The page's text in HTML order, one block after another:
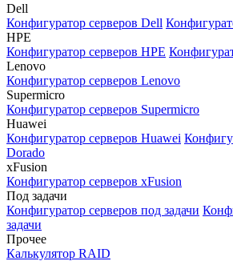
Dell
Конфигуратор серверов Dell
HPE
Конфигуратор серверов HPE
Lenovo
Конфигуратор серверов Lenovo
Supermicro
Конфигуратор серверов Supermicro
Huawei
Конфигуратор серверов Huawei
Dorado
xFusion
Конфигуратор серверов xFusion
Под задачи
Конфигуратор серверов под задачи
задачи
Прочее
Калькулятор RAID